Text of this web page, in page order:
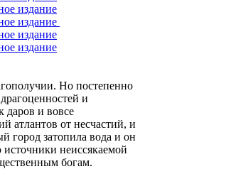
Но постепенно
и
даров и вовсе
атлантов от несчастий, и
город затопила вода и он
неиссякаемой
богам.